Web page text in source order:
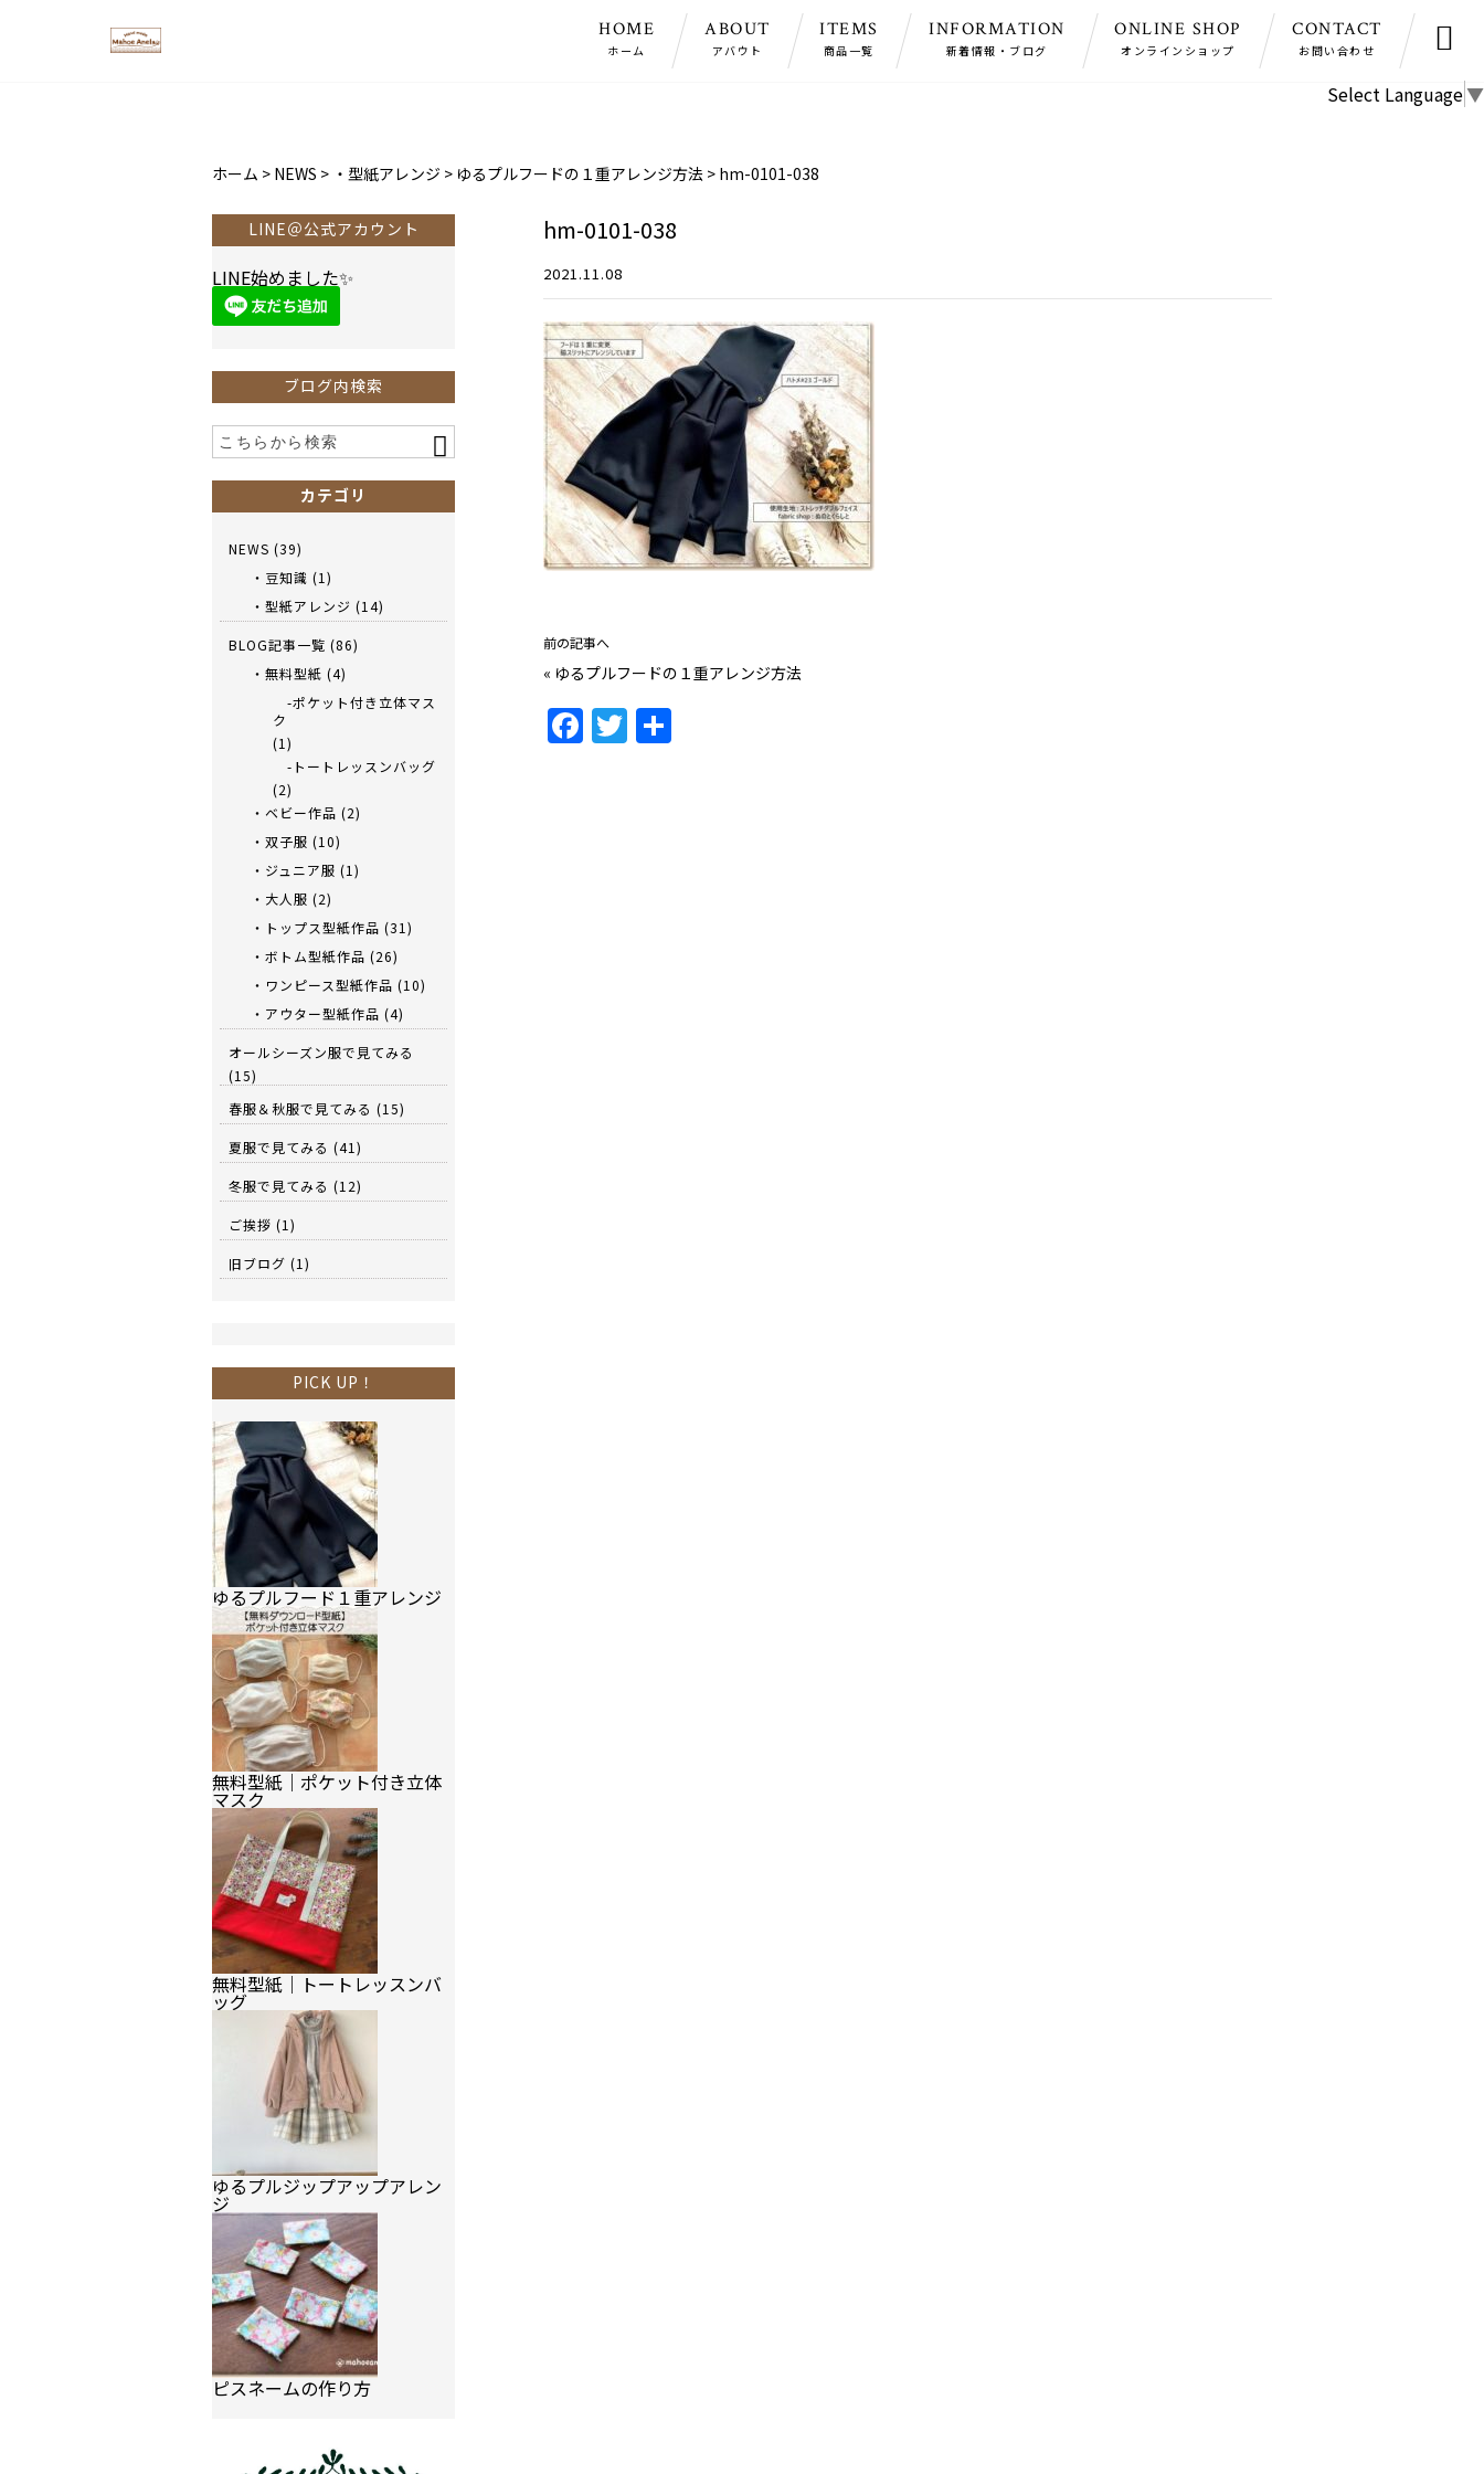
HOME
ホーム
ABOUT
アバウト
ITEMS
商品一覧
INFORMATION
新着情報・ブログ
ONLINE SHOP
オンラインショップ
CONTACT
お問い合わせ 
Select Language▼
ホーム > NEWS > ・型紙アレンジ > ゆるプルフードの１重アレンジ方法 > hm-0101-038
hm-0101-038
2021.11.08
前の記事へ
« ゆるプルフードの１重アレンジ方法
F
a
T
w
LINE＠公式アカウント
LINE始めました✨
ブログ内検索
カテゴリ
NEWS (39)
・豆知識 (1)
・型紙アレンジ (14)
BLOG記事一覧 (86)
・無料型紙 (4)
-ポケット付き立体マス
ク
(1)
-トートレッスンバッグ
(2)
・ベビー作品 (2)
・双子服 (10)
・ジュニア服 (1)
・大人服 (2)
・トップス型紙作品 (31)
・ボトム型紙作品 (26)
・ワンピース型紙作品 (10)
・アウター型紙作品 (4)
オールシーズン服で見てみる
(15)
春服＆秋服で見てみる (15)
夏服で見てみる (41)
冬服で見てみる (12)
ご挨拶 (1)
旧ブログ (1)
PICK UP！
ゆるプルフード１重アレンジ
無料型紙｜ポケット付き立体
マスク
無料型紙｜トートレッスンバ
ッグ
ゆるプルジップアップアレン
ジ
ピスネームの作り方